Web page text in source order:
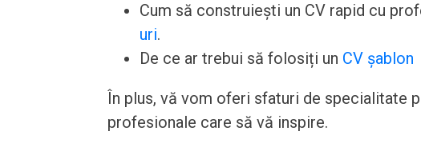
Cum să construiești un CV rapid cu
uri.
De ce ar trebui să folosiți un CV șablon
În plus, vă vom oferi sfaturi de specialitate
profesionale care să vă inspire.